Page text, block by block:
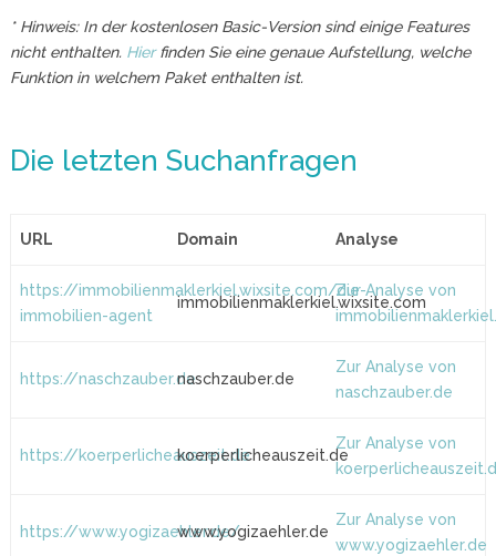
* Hinweis: In der kostenlosen Basic-Version sind einige Features
nicht enthalten. Hierfinden Sie eine genaue Aufstellung, welche
Funktion in welchem Paket enthalten ist.
Die letzten Suchanfragen
URL Domain Analyse
https://immobilienmaklerkiel.wixsite.com/die-
immobilien-agent
immobilienmaklerkiel.wixsite.com
Zur Analyse von
https://naschzauber.denaschzauber.de
Zur Analyse von
naschzauber.de
https://koerperlicheauszeit.dekoerperlicheauszeit.de
Zur Analyse von
https://www.yogizaehler.de/www.yogizaehler.de
Zur Analyse von
www.yogizaehler.de